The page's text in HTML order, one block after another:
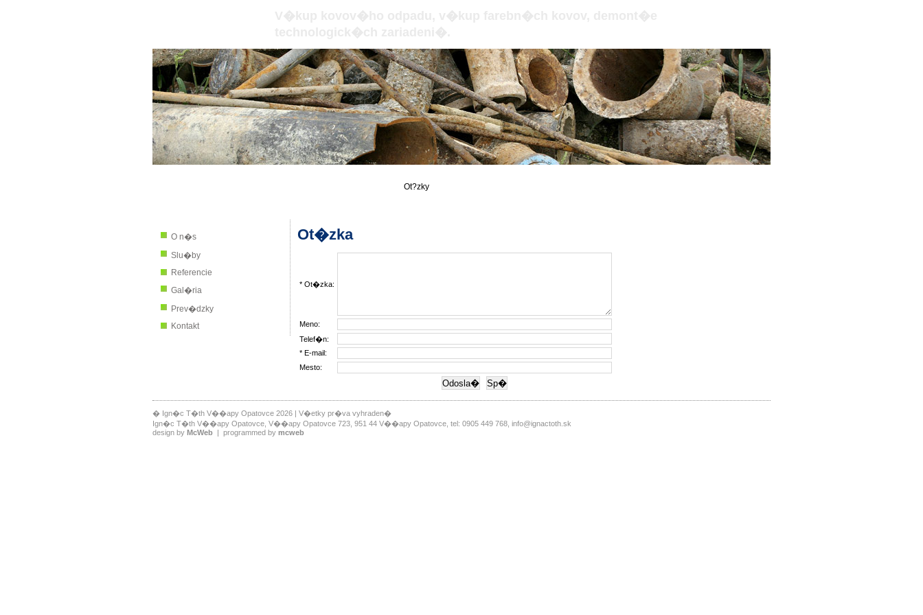
Ot?zky
O n�s
Slu�by
Referencie
Gal�ria
Prev�dzky
Kontakt
Ot�zka
* Ot�zka:
Meno:
Telef�n:
* E-mail:
Mesto:
� Ign�c T�th V��apy Opatovce 2026 | V�etky pr�va vyhraden�
Ign�c T�th V��apy Opatovce, V��apy Opatovce 723, 951 44 V��apy Opatovce, tel: 0905 449 768, info@ignactoth.sk
design by McWeb | programmed by mcweb